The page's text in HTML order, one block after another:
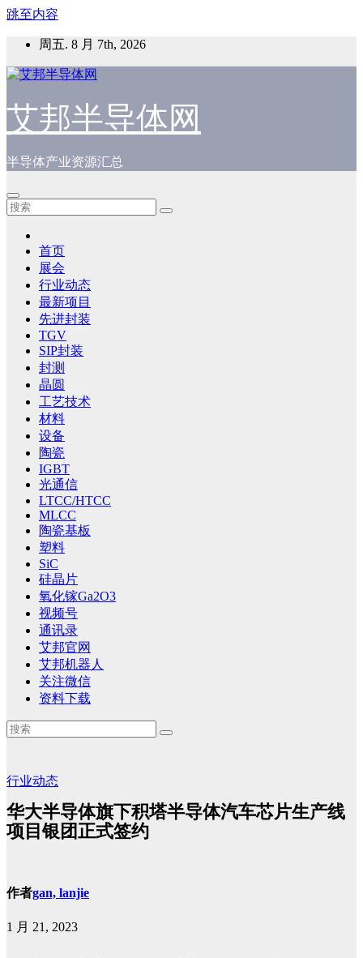
跳至内容
周五. 8 月 7th, 2026
艾邦半导体网
半导体产业资源汇总
首页
展会
行业动态
最新项目
先进封装
TGV
SIP封装
封测
晶圆
工艺技术
材料
设备
陶瓷
IGBT
光通信
LTCC/HTCC
MLCC
陶瓷基板
塑料
SiC
硅晶片
氧化镓Ga2O3
视频号
通讯录
艾邦官网
艾邦机器人
关注微信
资料下载
行业动态
华大半导体旗下积塔半导体汽车芯片生产线
项目银团正式签约
作者gan, lanjie
1 月 21, 2023